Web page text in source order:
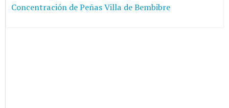
Concentración de Peñas Villa de Bembibre